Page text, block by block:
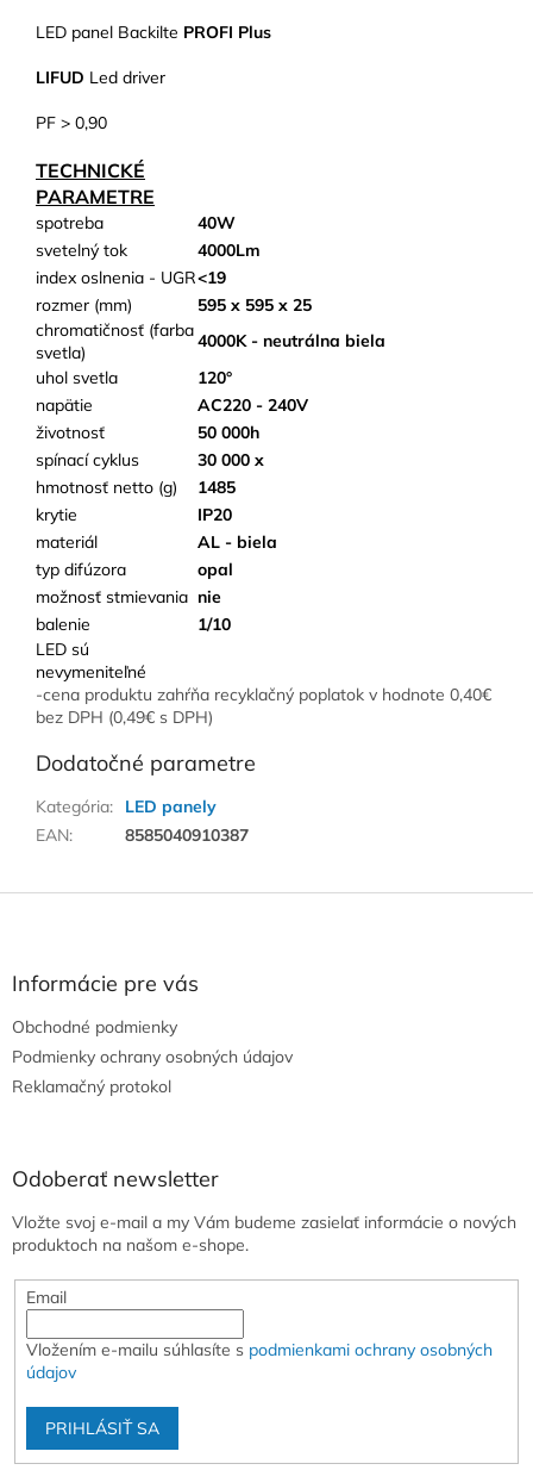
LED panel Backilte PROFI Plus
LIFUD Led driver
PF > 0,90
TECHNICKÉ
PARAMETRE
spotreba
40W
svetelný tok
4000Lm
index oslnenia - UGR<19
rozmer (mm)
595 x 595 x 25
chromatičnosť (farba
svetla)
4000K - neutrálna biela
uhol svetla
120°
napätie
AC220 - 240V
životnosť
50 000h
spínací cyklus
30 000 x
hmotnosť netto (g)
1485
krytie
IP20
materiál
AL - biela
typ difúzora
opal
možnosť stmievania nie
balenie
1/10
LED sú
nevymeniteľné
-cena produktu zahŕňa recyklačný poplatok v hodnote 0,40€
bez DPH (0,49€ s DPH)
Dodatočné parametre
Kategória:
LED panely
EAN: 8585040910387
Informácie pre vás
Obchodné podmienky
Podmienky ochrany osobných údajov
Reklamačný protokol
Odoberať newsletter
Vložte svoj e-mail a my Vám budeme zasielať informácie o nových
produktoch na našom e-shope.
Email
Vložením e-mailu súhlasíte s podmienkami ochrany osobných
údajov
PRIHLÁSIŤ SA